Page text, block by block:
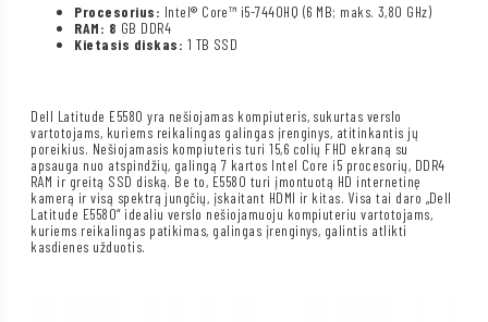
Procesorius: Intel® Core™ i5-7440HQ (6 MB; maks. 3,80 GHz)
RAM: 8 GB DDR4
Kietasis diskas: 1 TB SSD
Dell Latitude E5580 yra nešiojamas kompiuteris, sukurtas verslo
vartotojams, kuriems reikalingas galingas įrenginys, atitinkantis jų
poreikius. Nešiojamasis kompiuteris turi 15,6 colių FHD ekraną su
apsauga nuo atspindžių, galingą 7 kartos Intel Core i5 procesorių, DDR4
RAM ir greitą SSD diską. Be to, E5580 turi įmontuotą HD internetinę
kamerą ir visą spektrą jungčių, įskaitant HDMI ir kitas. Visa tai daro „Dell
Latitude E5580“ idealiu verslo nešiojamuoju kompiuteriu vartotojams,
kuriems reikalingas patikimas, galingas įrenginys, galintis atlikti
kasdienes užduotis.